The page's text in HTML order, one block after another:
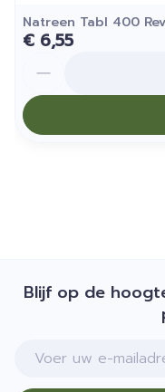
Natreen Tabl 400
€ 6,55
Blijf op de
E-mail adres